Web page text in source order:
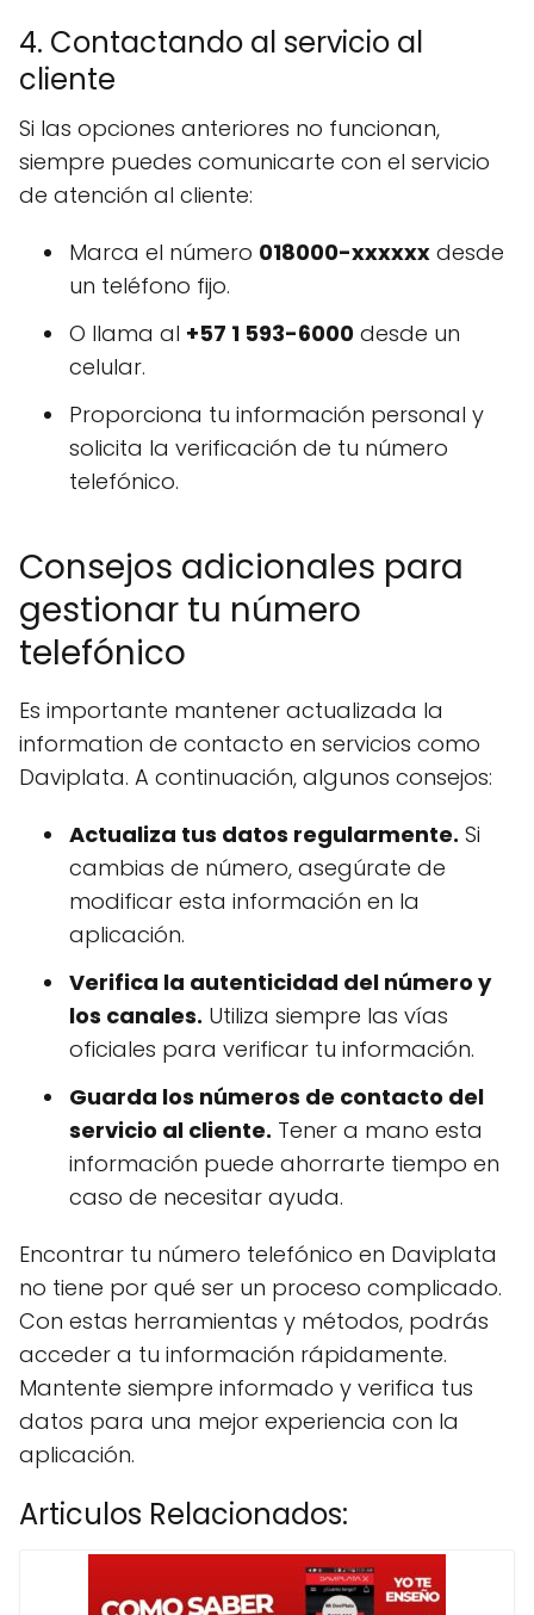
4. Contactando al servicio al
cliente
Si las opciones anteriores no funcionan,
siempre puedes comunicarte con el servicio
de atención al cliente:
Marca el número 018000-xxxxxx desde
un teléfono fijo.
O llama al +57 1 593-6000 desde un
celular.
Proporciona tu información personal y
solicita la verificación de tu número
telefónico.
Consejos adicionales para
gestionar tu número
telefónico
Es importante mantener actualizada la
information de contacto en servicios como
Daviplata. A continuación, algunos consejos:
Actualiza tus datos regularmente. Si
cambias de número, asegúrate de
modificar esta información en la
aplicación.
Verifica la autenticidad del número y
los canales. Utiliza siempre las vías
oficiales para verificar tu información.
Guarda los números de contacto del
servicio al cliente. Tener a mano esta
información puede ahorrarte tiempo en
caso de necesitar ayuda.
Encontrar tu número telefónico en Daviplata
no tiene por qué ser un proceso complicado.
Con estas herramientas y métodos, podrás
acceder a tu información rápidamente.
Mantente siempre informado y verifica tus
datos para una mejor experiencia con la
aplicación.
Articulos Relacionados: